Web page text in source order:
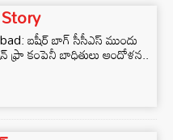
బషీర్ బాగ్⁭ సీసీఎస్ ముందు
కంపెనీ బాధితులు ఆందోళన..